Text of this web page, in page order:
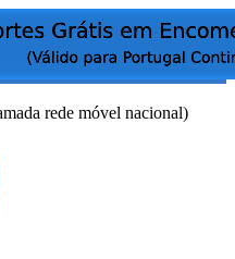
rede móvel nacional)